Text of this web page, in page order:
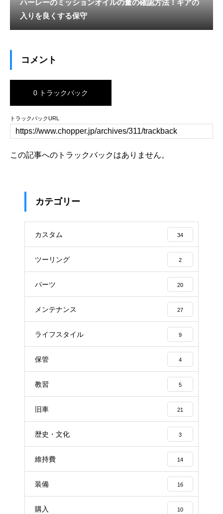
ハーレーのミッションオイルの量の確認方法！ギアの
入りを良くする保守
コメント
0 トラックバック
トラックバックURL
この記事へのトラックバックはありません。
カテゴリー
カスタム 34
ツーリング 2
パーツ 20
メンテナンス 27
ライフスタイル 9
保管 4
教習 5
旧車 21
歴史・文化 3
維持費 14
装備 16
購入 10